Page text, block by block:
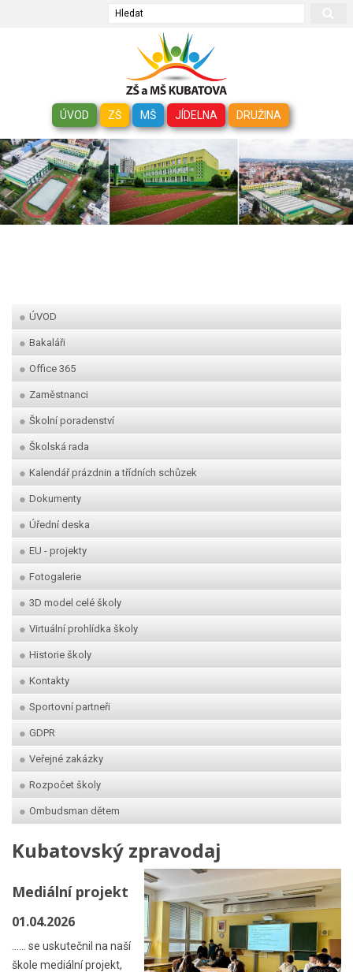
Hledat
ÚVOD ZŠ MŠ JÍDELNA DRUŽINA
ÚVOD
Bakaláři
Office 365
Zaměstnanci
Školní poradenství
Školská rada
Kalendář prázdnin a třídních schůzek
Dokumenty
Úřední deska
EU - projekty
Fotogalerie
3D model celé školy
Virtuální prohlídka školy
Historie školy
Kontakty
Sportovní partneři
GDPR
Veřejné zakázky
Rozpočet školy
Ombudsman dětem
Kubatovský zpravodaj
Mediální projekt
01.04.2026
...... se uskutečnil na naší
škole mediální projekt,